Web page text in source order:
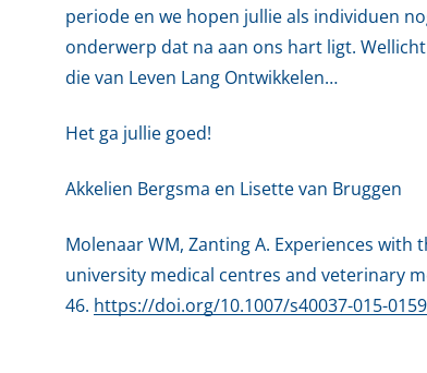
periode en we hopen jullie als individuen
onderwerp dat na aan ons hart ligt.
die van Leven Lang Ontwikkelen…
Het ga jullie goed!
Akkelien Bergsma en Lisette van Bruggen
Molenaar WM, Zanting A. Experiences
university medical centres and veterinary
46. https://doi.org/10.1007/s40037-015-